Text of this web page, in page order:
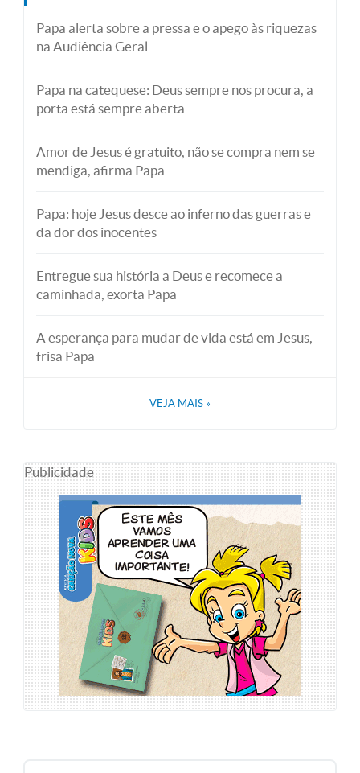
Papa alerta sobre a pressa e o apego às riquezas
na Audiência Geral
Papa na catequese: Deus sempre nos procura, a
porta está sempre aberta
Amor de Jesus é gratuito, não se compra nem se
mendiga, afirma Papa
Papa: hoje Jesus desce ao inferno das guerras e
da dor dos inocentes
Entregue sua história a Deus e recomece a
caminhada, exorta Papa
A esperança para mudar de vida está em Jesus,
frisa Papa
VEJA MAIS »
Publicidade